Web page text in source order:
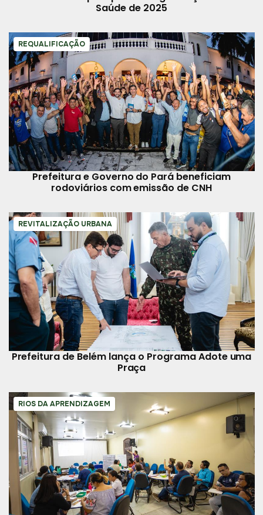
Saúde de 2025
REQUALIFICAÇÃO
Prefeitura e Governo do Pará beneficiam
rodoviários com emissão de CNH
REVITALIZAÇÃO URBANA
Prefeitura de Belém lança o Programa Adote uma
Praça
RIOS DA APRENDIZAGEM